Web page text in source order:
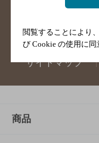
サイトマップ
商品
閲覧することにより、
び Cookie の使用に同